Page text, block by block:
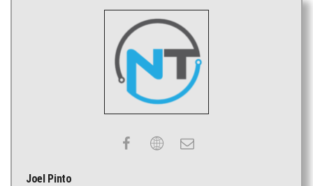
Joel Pinto